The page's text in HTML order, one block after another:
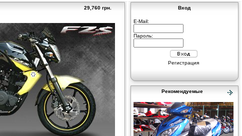
29,760 грн. Вход
E-Mail:
Пароль:
Регистрация
Рекомендуемые